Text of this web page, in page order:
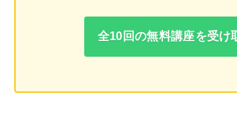
全10回の無料講座を受け